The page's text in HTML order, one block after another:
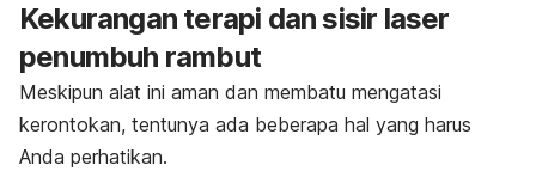
Kekurangan terapi dan sisir laser
penumbuh rambut
Meskipun alat ini aman dan membatu mengatasi
kerontokan, tentunya ada beberapa hal yang harus
Anda perhatikan.